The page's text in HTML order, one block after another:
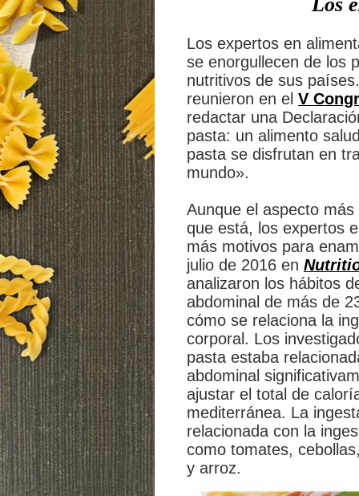
Los expertos en
se enorgullecen de los
nutritivos de sus
reunieron en el V
redactar una
pasta: un alimento
pasta se disfrutan en
mundo».
Aunque el aspecto
que está, los expertos
más motivos para
julio de 2016 en
analizaron los hábitos
abdominal de más de
cómo se relaciona la
corporal. Los
pasta estaba
abdominal
ajustar el total de
mediterránea. La
relacionada con la
como tomates,
y arroz.